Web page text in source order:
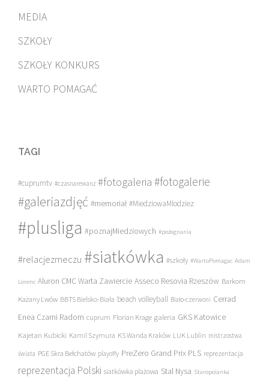
MEDIA
SZKOŁY
SZKOŁY KONKURS
WARTO POMAGAĆ
TAGI
#cuprumtv #czasnarewanż #fotogaleria #fotogalerie
#galeriazdjęć #memoriał #MiedziowaMlodziez
#plusliga #poznajMiedziowych #pożegnania
#relacjezmeczu #siatkówka #szkoły #WartoPomagac Adam
Lorenc Aluron CMC Warta Zawiercie Asseco Resovia Rzeszów Barkom
Każany Lwów BBTS Bielsko-Biała beach volleyball Biało-czerwoni Cerrad
Enea Czarni Radom cuprum Florian Krage galeria GKS Katowice
Kajetan Kubicki Kamil Szymura KS Wanda Kraków LUK Lublin mistrzostwa
świata PGE Skra Bełchatów playoffy PreZero Grand Prix PLS reprezentacja
reprezentacja Polski siatkówka plażowa Stal Nysa Staropolanka